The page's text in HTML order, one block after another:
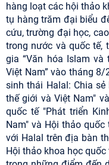
hàng loạt các hội thảo
tụ hàng trăm đại biểu
cứu, trường đại học,
trong nước và quốc tế,
gia “Văn hóa Islam
Việt Nam” vào tháng
sinh thái Halal: Chia
thế giới và Việt Nam"
quốc tế "Phát triển
Nam" và Hội thảo
với Halal trên địa bàn
Hội thảo khoa học